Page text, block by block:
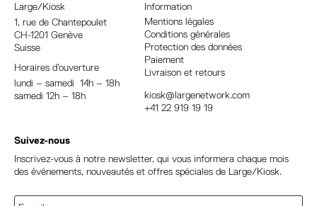
Large/Kiosk
1, rue de Chantepoulet
CH-1201 Genève
Suisse
Horaires d’ouverture
lundi – samedi 14h – 18h
samedi 12h – 18h
Information
Mentions légales
Conditions générales
Protection des données
Paiement
Livraison et retours
kiosk@largenetwork.com
+41 22 919 19 19
Suivez-nous
Inscrivez-vous à notre newsletter, qui vous informera chaque mois
des événements, nouveautés et offres spéciales de Large/Kiosk.